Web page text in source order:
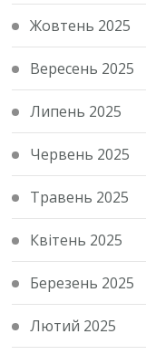
Жовтень 2025
Вересень 2025
Липень 2025
Червень 2025
Травень 2025
Квітень 2025
Березень 2025
Лютий 2025